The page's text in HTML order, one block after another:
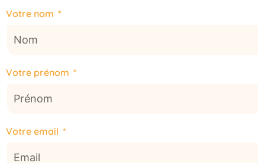
Votre nom
Votre prénom
Votre email